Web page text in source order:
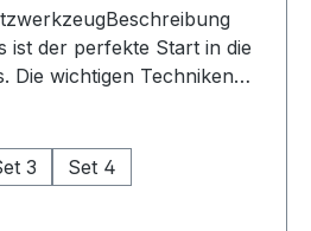
ist der perfekte Start in die
Die wichtigen Techniken
Projekte gezeigt,
werden können.Carving
Mike Davies entwickelt
3 Set 4